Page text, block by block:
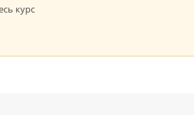
курс